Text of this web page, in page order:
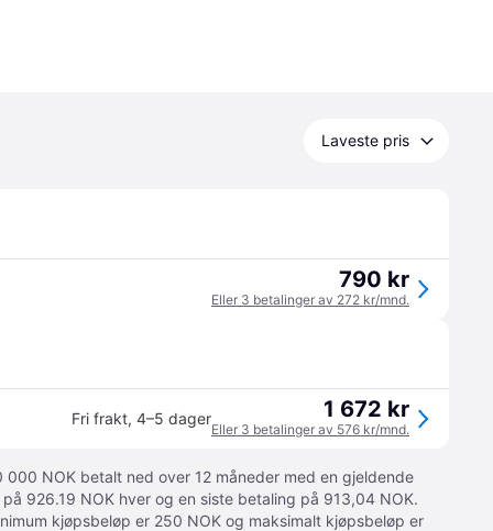
Laveste pris
790 kr
Eller 3 betalinger av 272 kr/mnd.
Fri frakt, 4–5 dager 1 672 kr
Eller 3 betalinger av 576 kr/mnd.
000 NOK betalt ned over 12 måneder med en gjeldende
926.19 NOK hver og en siste betaling på 913,04 NOK.
kjøpsbeløp er 250 NOK og maksimalt kjøpsbeløp er